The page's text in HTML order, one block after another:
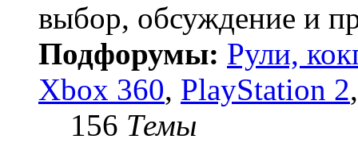
выбор, обсуждение и
Подфорумы: Рули,
Xbox 360, PlayStation 2
156 Темы